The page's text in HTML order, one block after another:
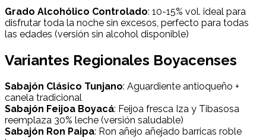
Grado Alcohólico Controlado: 10-15% vol. ideal para
disfrutar toda la noche sin excesos, perfecto para todas
las edades (versión sin alcohol disponible)
Variantes Regionales Boyacenses
Sabajón Clásico Tunjano: Aguardiente antioqueño +
canela tradicional
Sabajón Feijoa Boyacá: Feijoa fresca Iza y Tibasosa
reemplaza 30% leche (versión saludable)
Sabajón Ron Paipa: Ron añejo añejado barricas roble